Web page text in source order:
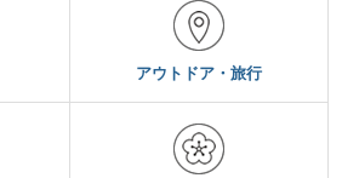
アウトドア・旅行